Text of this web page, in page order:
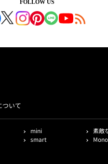
FOLLOW US
ついて
mini 素敵
smart